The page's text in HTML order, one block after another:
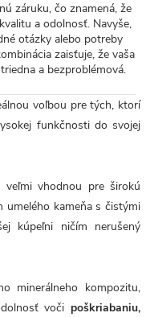
záruku, čo znamená, že
a odolnosť. Navyše,
otázky alebo potreby
zaisťuje, že vaša
a bezproblémová.
voľbou pre tých, ktorí
funkčnosti do svojej
veľmi vhodnou pre širokú
umelého kameňa s čistými
kúpeľni ničím nerušený
minerálneho kompozitu,
voči poškriabaniu,